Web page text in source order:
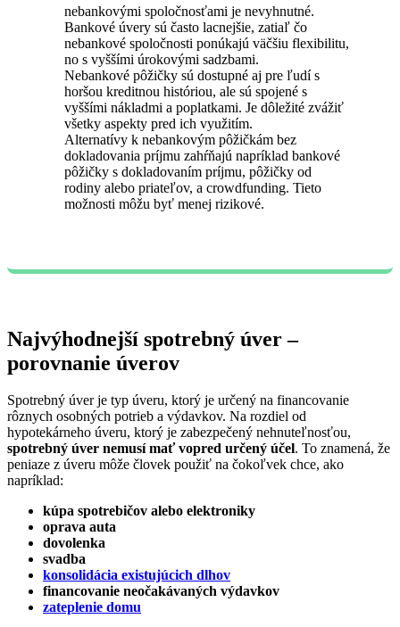
nebankovými spoločnosťami je nevyhnutné.
Bankové úvery sú často lacnejšie, zatiaľ čo
nebankové spoločnosti ponúkajú väčšiu flexibilitu,
no s vyššími úrokovými sadzbami.
Nebankové pôžičky sú dostupné aj pre ľudí s
horšou kreditnou históriou, ale sú spojené s
vyššími nákladmi a poplatkami. Je dôležité zvážiť
všetky aspekty pred ich využitím.
Alternatívy k nebankovým pôžičkám bez
dokladovania príjmu zahŕňajú napríklad bankové
pôžičky s dokladovaním príjmu, pôžičky od
rodiny alebo priateľov, a crowdfunding. Tieto
možnosti môžu byť menej rizikové.
Najvýhodnejší spotrebný úver –
porovnanie úverov
Spotrebný úver je typ úveru, ktorý je určený na financovanie
rôznych osobných potrieb a výdavkov. Na rozdiel od
hypotekárneho úveru, ktorý je zabezpečený nehnuteľnosťou,
spotrebný úver nemusí mať vopred určený účel. To znamená, že
peniaze z úveru môže človek použiť na čokoľvek chce, ako
napríklad:
kúpa spotrebičov alebo elektroniky
oprava auta
dovolenka
svadba
konsolidácia existujúcich dlhov
financovanie neočakávaných výdavkov
zateplenie domu